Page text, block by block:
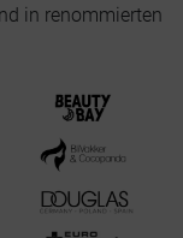
in renommierten